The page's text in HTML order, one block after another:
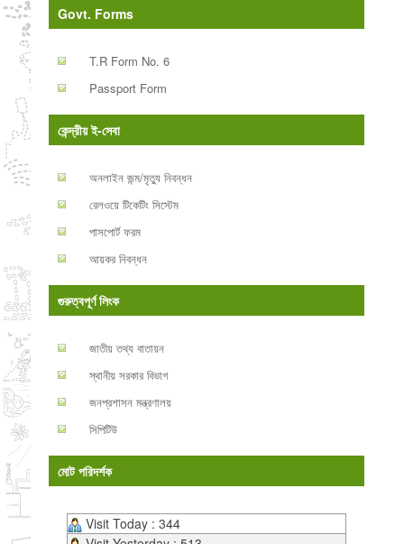
Govt. Forms
T.R Form No. 6
Passport Form
কেন্দ্রীয় ই-সেবা
অনলাইন জন্ম/মৃত্যু নিবন্ধন
রেলওয়ে টিকেটিং সিস্টেম
পাসপোর্ট ফরম
আয়কর নিবন্ধন
গুরুত্বপূর্ণ লিংক
জাতীয় তথ্য বাতায়ন
স্থানীয় সরকার বিভাগ
জনপ্রশাসন মন্ত্রণালয়
সিপিটিউ
মোট পরিদর্শক
Visit Today : 344